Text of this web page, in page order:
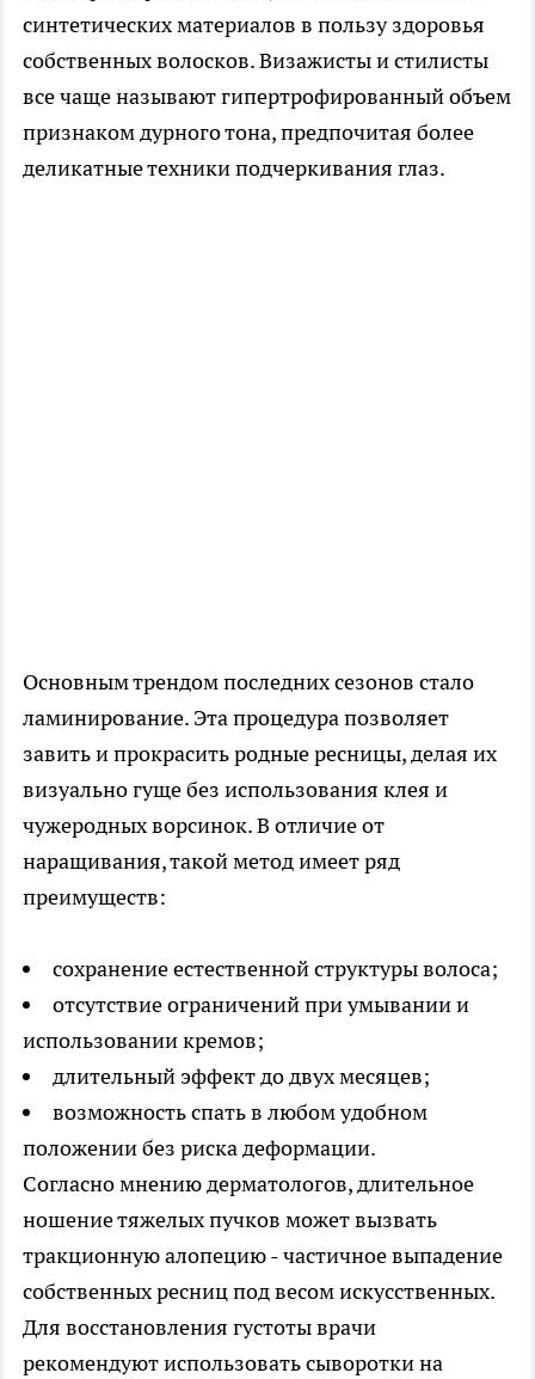
синтетических материалов в пользу здоровья
собственных волосков. Визажисты и стилисты
все чаще называют гипертрофированный объем
признаком дурного тона, предпочитая более
деликатные техники подчеркивания глаз.
Основным трендом последних сезонов стало
ламинирование. Эта процедура позволяет
завить и прокрасить родные ресницы, делая их
визуально гуще без использования клея и
чужеродных ворсинок. В отличие от
наращивания, такой метод имеет ряд
преимуществ:
сохранение естественной структуры волоса;
отсутствие ограничений при умывании и
использовании кремов;
длительный эффект до двух месяцев;
возможность спать в любом удобном
положении без риска деформации.
Согласно мнению дерматологов, длительное
ношение тяжелых пучков может вызвать
тракционную алопецию - частичное выпадение
собственных ресниц под весом искусственных.
Для восстановления густоты врачи
рекомендуют использовать сыворотки на